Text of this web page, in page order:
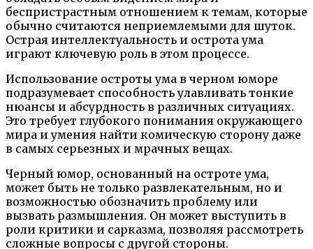
беспристрастным отношением к темам, которые
обычно считаются неприемлемыми для шуток.
Острая интеллектуальность и острота ума
играют ключевую роль в этом процессе.
Использование остроты ума в черном юморе
подразумевает способность улавливать тонкие
нюансы и абсурдность в различных ситуациях.
Это требует глубокого понимания окружающего
мира и умения найти комическую сторону даже
в самых серьезных и мрачных вещах.
Черный юмор, основанный на остроте ума,
может быть не только развлекательным, но и
возможностью обозначить проблему или
вызвать размышления. Он может выступить в
роли критики и сарказма, позволяя рассмотреть
сложные вопросы с другой стороны.